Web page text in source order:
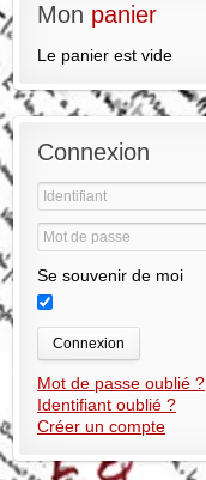
Mon panier
Le panier est vide
Connexion
Se souvenir de moi
Connexion
Mot de passe oublié ?
Identifiant oublié ?
Créer un compte